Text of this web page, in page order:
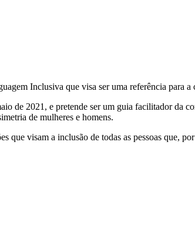
Inclusiva que visa ser uma referência para a
de 2021, e pretende ser um guia facilitador da
de mulheres e homens.
que visam a inclusão de todas as pessoas que,